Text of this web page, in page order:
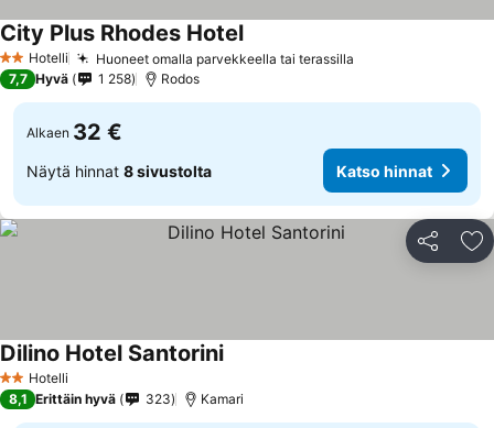
2 Tähtiluokitus
Hotelli Huoneet omalla parvekkeella tai terassilla
City Plus Rhodes Hotel
7,7 Hyvä 1 258 Rodos
Alkaen 32 €
Näytä hinnat 8 sivustolta Katso hinnat
Jaa
2 Tähtiluokitus
Hotelli
Dilino Hotel Santorini
8,1 Erittäin hyvä 323 Kamari